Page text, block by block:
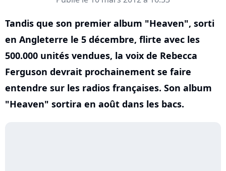
Tandis que son premier album "Heaven", sorti
en Angleterre le 5 décembre, flirte avec les
500.000 unités vendues, la voix de Rebecca
Ferguson devrait prochainement se faire
entendre sur les radios françaises. Son album
"Heaven" sortira en août dans les bacs.